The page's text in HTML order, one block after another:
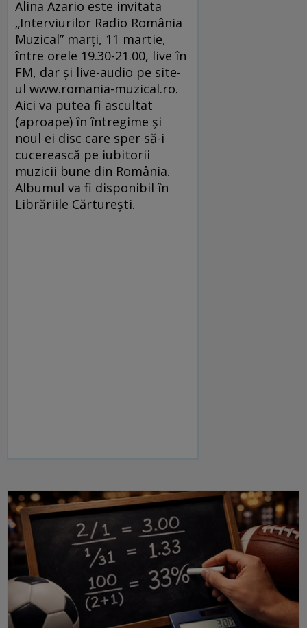
Alina Azario este invitata
„Interviurilor Radio România
Muzical” marţi, 11 martie,
între orele 19.30-21.00, live în
FM, dar şi live-audio pe site-
ul www.romania-muzical.ro.
Aici va putea fi ascultat
(aproape) în întregime şi
noul ei disc care sper să-i
cucerească pe iubitorii
muzicii bune din România.
Albumul va fi disponibil în
Librăriile Cărtureşti.